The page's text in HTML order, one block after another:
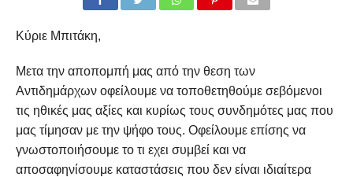
Κύριε Μπιτάκη,
Μετα την αποπομπή μας από την θεση των
Αντιδημάρχων οφείλουμε να τοποθετηθούμε σεβόμενοι
τις ηθικές μας αξίες και κυρίως τους συνδημότες μας που
μας τίμησαν με την ψήφο τους. Οφείλουμε επίσης να
γνωστοποιήσουμε το τι εχει συμβεί και να
αποσαφηνίσουμε καταστάσεις που δεν είναι ιδιαίτερα